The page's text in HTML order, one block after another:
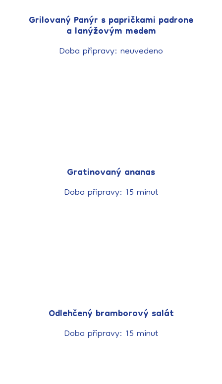
Grilovaný Panýr s papričkami padrone
a lanýžovým medem
Doba připravy: neuvedeno
Gratinovaný ananas
Doba připravy: 15 minut
Odlehčený bramborový salát
Doba připravy: 15 minut